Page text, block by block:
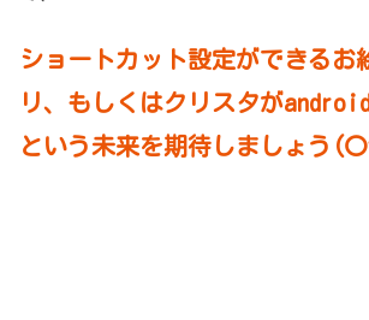
ショートカット設定ができるお
リ、もしくはクリスタが
という未来を期待しましょう(